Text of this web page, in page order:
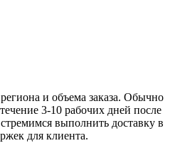
и объема заказа. Обычно
3-10 рабочих дней после
выполнить доставку в
для клиента.